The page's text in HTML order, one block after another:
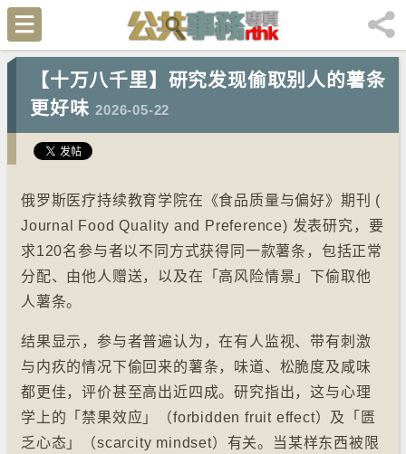
【十万八千里】研究发现偷取别人的薯条
更好味2026-05-22
俄罗斯医疗持续教育学院在《食品质量与偏好》期刊 (
Journal Food Quality and Preference) 发表研究，要
求120名参与者以不同方式获得同一款薯条，包括正常
分配、由他人赠送，以及在「高风险情景」下偷取他
人薯条。
结果显示，参与者普遍认为，在有人监视、带有刺激
与内疚的情况下偷回来的薯条，味道、松脆度及咸味
都更佳，评价甚至高出近四成。研究指出，这与心理
学上的「禁果效应」（forbidden fruit effect）及「匮
乏心态」（scarcity mindset）有关。当某样东西被限